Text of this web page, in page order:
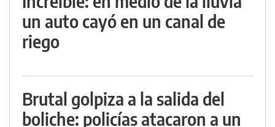
un auto cayó en un canal de
riego
Brutal golpiza a la salida del
boliche: policías atacaron a un